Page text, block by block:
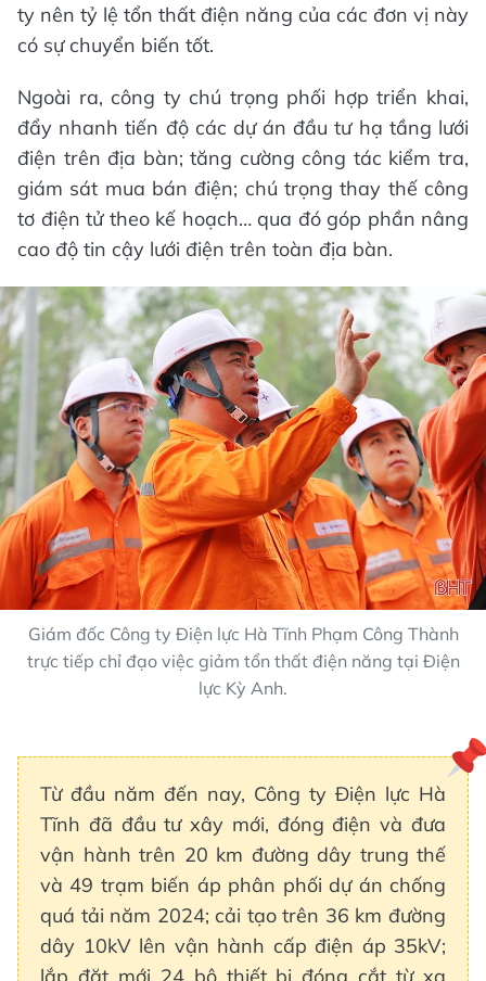
ty nên tỷ lệ tổn thất điện năng của các đơn vị này
có sự chuyển biến tốt.
Ngoài ra, công ty chú trọng phối hợp triển khai,
đẩy nhanh tiến độ các dự án đầu tư hạ tầng lưới
điện trên địa bàn; tăng cường công tác kiểm tra,
giám sát mua bán điện; chú trọng thay thế công
tơ điện tử theo kế hoạch… qua đó góp phần nâng
cao độ tin cậy lưới điện trên toàn địa bàn.
Giám đốc Công ty Điện lực Hà Tĩnh Phạm Công Thành
trực tiếp chỉ đạo việc giảm tổn thất điện năng tại Điện
lực Kỳ Anh.
Từ đầu năm đến nay, Công ty Điện lực Hà
Tĩnh đã đầu tư xây mới, đóng điện và đưa
vận hành trên 20 km đường dây trung thế
và 49 trạm biến áp phân phối dự án chống
quá tải năm 2024; cải tạo trên 36 km đường
dây 10kV lên vận hành cấp điện áp 35kV;
lắp đặt mới 24 bộ thiết bị đóng cắt từ xa